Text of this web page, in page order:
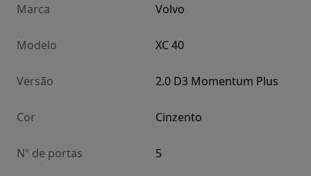
Marca Volvo
Modelo XC 40
Versão 2.0 D3 Momentum Plus
Cor Cinzento
Nº de portas 5